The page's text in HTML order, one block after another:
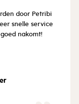
door Petribi
snelle service
nakomt!